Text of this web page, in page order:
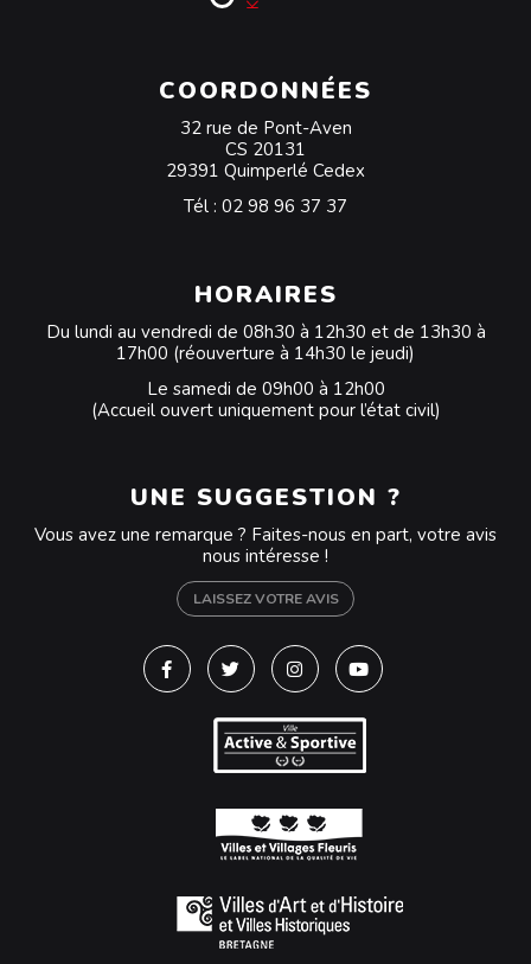
COORDONNÉES
32 rue de Pont-Aven
CS 20131
29391 Quimperlé Cedex
Tél : 02 98 96 37 37
HORAIRES
Du lundi au vendredi de 08h30 à 12h30 et de 13h30 à
17h00 (réouverture à 14h30 le jeudi)
Le samedi de 09h00 à 12h00
(Accueil ouvert uniquement pour l’état civil)
UNE SUGGESTION ?
Vous avez une remarque ? Faites-nous en part, votre avis
nous intéresse !
LAISSEZ VOTRE AVIS
Lien vers le compte Facebook
Lien vers le compte Twitter
Lien vers le compte
Lien vers la chaîne